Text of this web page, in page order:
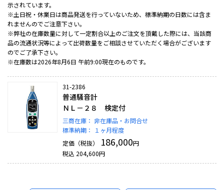
示されています。
※土日祝・休業日は商品発送を行っていないため、標準納期の日数には含ま
れませんのでご注意下さい。
※弊社の在庫数量に対して一定割合以上のご注文を頂戴した際には、当該商
品の流通状況等によって出荷数量をご相談させていただく場合がございます
のでご了承下さい。
※在庫数は2026年8月6日 午前9:00現在のものです。
31-2386
普通騒音計
ＮＬ－２８ 検定付
三商在庫： 非在庫品・お問合せ
標準納期：
１ヶ月程度
定価（税抜）
186,000円
税込 204,600円